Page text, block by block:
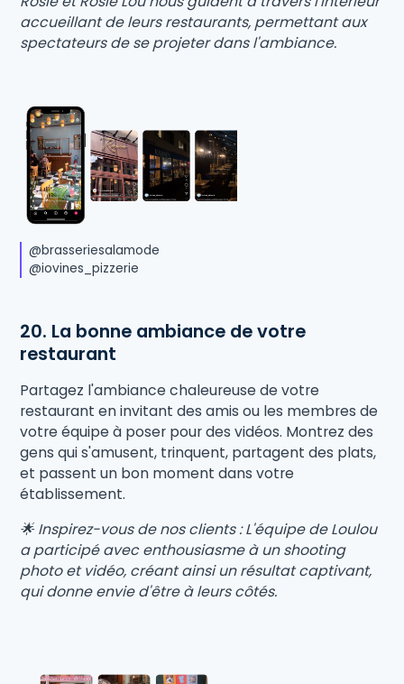
accueillant de leurs restaurants, permettant aux
spectateurs de se projeter dans l'ambiance.
@brasseriesalamode
@iovines_pizzerie
20. La bonne ambiance de votre
restaurant
Partagez l'ambiance chaleureuse de votre
restaurant en invitant des amis ou les membres de
votre équipe à poser pour des vidéos. Montrez des
gens qui s'amusent, trinquent, partagent des plats,
et passent un bon moment dans votre
établissement.
🌟 Inspirez-vous de nos clients : L'équipe de Loulou
a participé avec enthousiasme à un shooting
photo et vidéo, créant ainsi un résultat captivant,
qui donne envie d'être à leurs côtés.